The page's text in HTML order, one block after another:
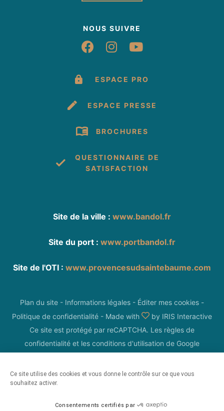
NOUS SUIVRE
Suivez-nous sur
Suivez-nous sur
Suivez-nous
ESPACE PRO
ESPACE PRESSE
BROCHURES
QUESTIONNAIRE DE
SATISFACTION
Site de la ville : www.bandol.fr
Site du port : www.portbandol.fr
Site de l'OTI : www.provencesudsaintebaume.com
Plan du site - Informations légales - Éditer mes cookies -
Politique de confidentialité - Made with by IRIS Interactive
Ce site est protégé par reCAPTCHA. Les règles de
confidentialité et les conditions d'utilisation de Google
Ce site utilise des cookies et vous donne le contrôle sur ce que vous
souhaitez activer.
Consentements certifiés par